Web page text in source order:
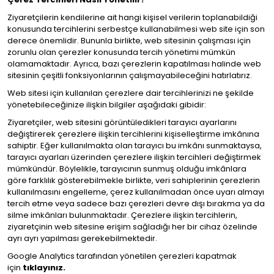
Ziyaretçilerin kendilerine ait hangi kişisel verilerin toplanabildiği
konusunda tercihlerini serbestçe kullanabilmesi web site için son
derece önemlidir. Bununla birlikte, web sitesinin çalışması için
zorunlu olan çerezler konusunda tercih yönetimi mümkün
olamamaktadır. Ayrıca, bazı çerezlerin kapatılması halinde web
sitesinin çeşitli fonksiyonlarının çalışmayabileceğini hatırlatırız.
Web sitesi için kullanılan çerezlere dair tercihlerinizi ne şekilde
yönetebileceğinize ilişkin bilgiler aşağıdaki gibidir:
Ziyaretçiler, web sitesini görüntüledikleri tarayıcı ayarlarını
değiştirerek çerezlere ilişkin tercihlerini kişiselleştirme imkânına
sahiptir. Eğer kullanılmakta olan tarayıcı bu imkânı sunmaktaysa,
tarayıcı ayarları üzerinden çerezlere ilişkin tercihleri değiştirmek
mümkündür. Böylelikle, tarayıcının sunmuş olduğu imkânlara
göre farklılık gösterebilmekle birlikte, veri sahiplerinin çerezlerin
kullanılmasını engelleme, çerez kullanılmadan önce uyarı almayı
tercih etme veya sadece bazı çerezleri devre dışı bırakma ya da
silme imkânları bulunmaktadır. Çerezlere ilişkin tercihlerin,
ziyaretçinin web sitesine erişim sağladığı her bir cihaz özelinde
ayrı ayrı yapılması gerekebilmektedir.
Google Analytics tarafından yönetilen çerezleri kapatmak
için tıklayınız.